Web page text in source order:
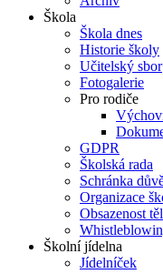
Škola
Škola dnes
Historie školy
Učitelský sbor
Fotogalerie
Pro rodiče
GDPR
Školská rada
Schránka
Organizace
Obsazenost
Školní jídelna
Jídelníček